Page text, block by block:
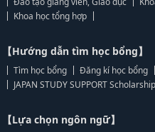
Khoa học tổng hợp
【Hướng dẫn tìm học bổng】
Tìm học bổng
Đăng kí học bổng
JAPAN STUDY SUPPORT
【Lựa chọn ngôn ngữ】